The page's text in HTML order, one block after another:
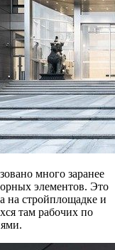
много заранее
элементов. Это
на стройплощадке и
там рабочих по